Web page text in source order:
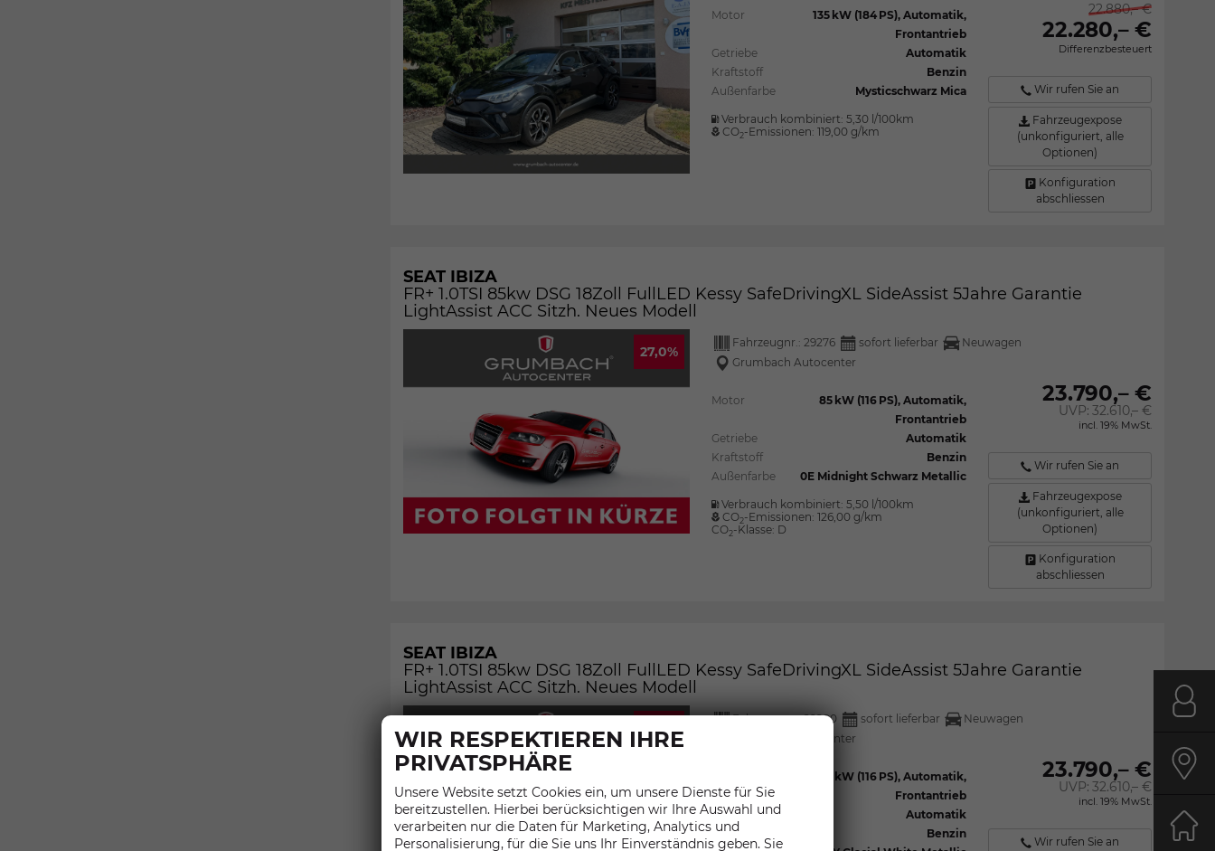
Motor
135 kW (184 PS), Automatik,
Frontantrieb
Getriebe
Automatik
Kraftstoff
Benzin
Außenfarbe
Mysticschwarz Mica
Verbrauch kombiniert: 5,30 l/100km
CO2-Emissionen: 119,00 g/km
22.880,– €
22.280,– €
Differenzbesteuert
Wir rufen Sie an
Fahrzeugexpose
(unkonfiguriert, alle
Optionen)
Konfiguration
abschliessen
SEAT IBIZA
FR+ 1.0TSI 85kw DSG 18Zoll FullLED Kessy SafeDrivingXL SideAssist 5Jahre Garantie
LightAssist ACC Sitzh. Neues Modell
27,0%
Fahrzeugnr.: 29276 sofort lieferbar
Neuwagen
Grumbach Autocenter
Motor
85 kW (116 PS), Automatik,
Frontantrieb
Getriebe
Automatik
Kraftstoff
Benzin
Außenfarbe
0E Midnight Schwarz Metallic
Verbrauch kombiniert: 5,50 l/100km
CO2-Emissionen: 126,00 g/km
CO2-Klasse: D
23.790,– €
UVP:32.610,– €
incl. 19% MwSt.
Wir rufen Sie an
Fahrzeugexpose
(unkonfiguriert, alle
Optionen)
Konfiguration
abschliessen
SEAT IBIZA
FR+ 1.0TSI 85kw DSG 18Zoll FullLED Kessy SafeDrivingXL SideAssist 5Jahre Garantie
LightAssist ACC Sitzh. Neues Modell
27,0%
Fahrzeugnr.:29280 sofort lieferbar
Neuwagen
Grumbach Autocenter
85 kW (116 PS), Automatik,
Frontantrieb
Getriebe
Automatik
Kraftstoff
Benzin
23.790,– €
UVP:32.610,– €
incl. 19% MwSt.
Wir rufen Sie an
WIR RESPEKTIEREN IHRE
PRIVATSPHÄRE
Unsere Website setzt Cookies ein, um unsere Dienste für Sie
bereitzustellen. Hierbei berücksichtigen wir Ihre Auswahl und
verarbeiten nur die Daten für Marketing, Analytics und
Personalisierung, für die Sie uns Ihr Einverständnis geben. Sie